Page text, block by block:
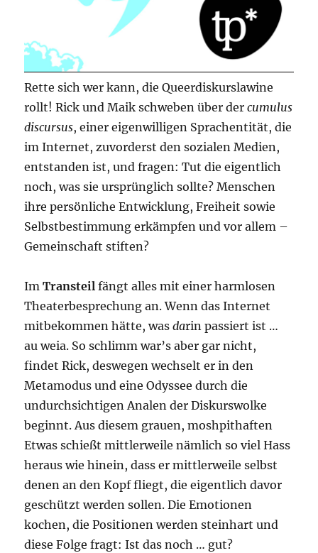
Rette sich wer kann, die Queerdiskurslawine
rollt! Rick und Maik schweben über dercumulus
discursus, einer eigenwilligen Sprachentität, die
im Internet, zuvorderst den sozialen Medien,
entstanden ist, und fragen: Tut die eigentlich
noch, was sie ursprünglich sollte? Menschen
ihre persönliche Entwicklung, Freiheit sowie
Selbstbestimmung erkämpfen und vor allem –
Gemeinschaft stiften?
ImTransteil fängt alles mit einer harmlosen
Theaterbesprechung an. Wenn das Internet
mitbekommen hätte, wasdarin passiert ist …
au weia. So schlimm war’s aber gar nicht,
findet Rick, deswegen wechselt er in den
Metamodus und eine Odyssee durch die
undurchsichtigen Analen der Diskurswolke
beginnt. Aus diesem grauen, moshpithaften
Etwas schießt mittlerweile nämlich so viel Hass
heraus wie hinein, dass er mittlerweile selbst
denen an den Kopf fliegt, die eigentlich davor
geschützt werden sollen. Die Emotionen
kochen, die Positionen werden steinhart und
diese Folge fragt: Ist das noch … gut?